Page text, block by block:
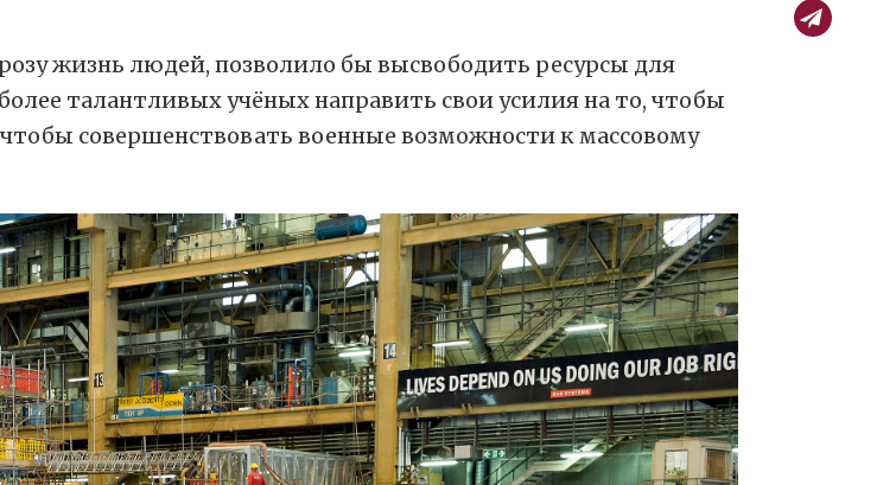
жизнь людей, позволило бы высвободить ресурсы для
талантливых учёных направить свои усилия на то, чтобы
совершенствовать военные возможности к массовому